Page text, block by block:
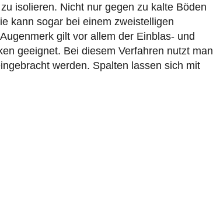
isolieren. Nicht nur gegen zu kalte Böden
kann sogar bei einem zweistelligen
gilt vor allem der Einblas- und
geeignet. Bei diesem Verfahren nutzt man
werden. Spalten lassen sich mit